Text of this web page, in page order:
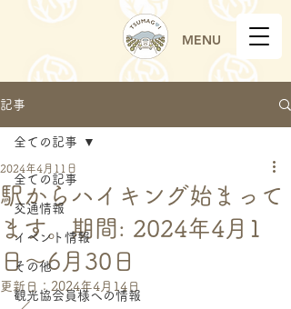
MENU
記事
全ての記事
交通情報
イベント情報
その他
観光協会員様への情報
全ての記事
駅からハイキング始まって
ます。期間: 2024年4月1
日〜6月30日
2024年4月11日
更新日： 2024年4月14日